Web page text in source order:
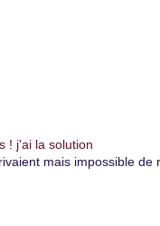
! j'ai la solution
mais impossible